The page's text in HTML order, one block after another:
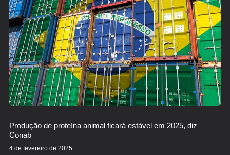
Produção de proteína animal ficará estável em 2025, diz
Conab
4 de fevereiro de 2025